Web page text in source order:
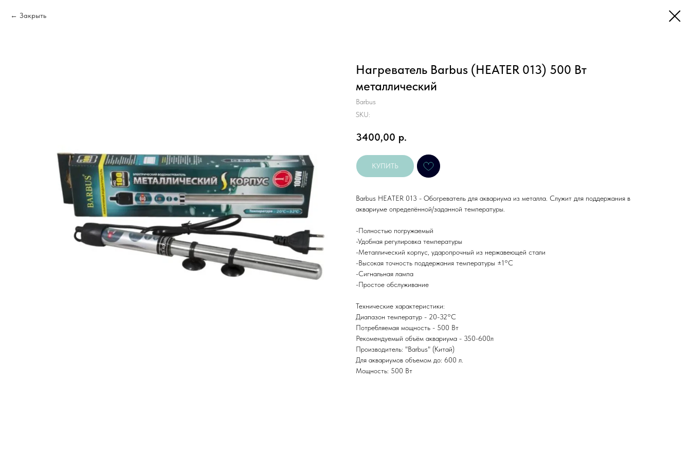
Закрыть
Нагреватель Barbus (HEATER 013) 500 Вт
металлический
Barbus
SKU:
3400,00 р.
КУПИТЬ
Barbus HEATER 013 - Обогреватель для аквариума из металла. Служит для поддержания в
аквариуме определённой/заданной температуры.
-Полностью погружаемый
-Удобная регулировка температуры
-Металлический корпус, ударопрочный из нержавеющей стали
-Высокая точность поддержания температуры ±1°C
-Сигнальная лампа
-Простое обслуживание
Технические характеристики:
Диапазон температур - 20-32°С
Потребляемая мощность - 500 Вт
Рекомендуемый объём аквариума - 350-600л
Производитель: "Barbus" (Китай)
Для аквариумов объемом до: 600 л.
Мощность: 500 Вт